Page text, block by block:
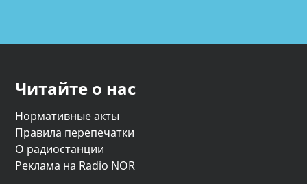
Читайте о нас
Нормативные акты
Правила перепечатки
О радиостанции
Реклама на Radio NOR